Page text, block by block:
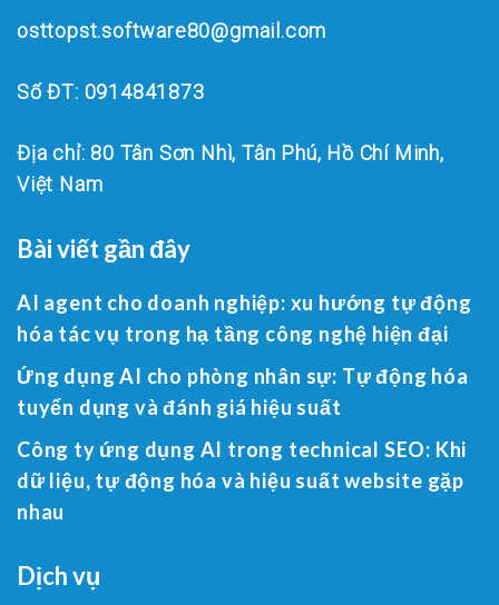
osttopst.software80@gmail.com
Số ĐT: 0914841873
Địa chỉ: 80 Tân Sơn Nhì, Tân Phú, Hồ Chí Minh,
Việt Nam
Bài viết gần đây
AI agent cho doanh nghiệp: xu hướng tự động
hóa tác vụ trong hạ tầng công nghệ hiện đại
Ứng dụng AI cho phòng nhân sự: Tự động hóa
tuyển dụng và đánh giá hiệu suất
Công ty ứng dụng AI trong technical SEO: Khi
dữ liệu, tự động hóa và hiệu suất website gặp
nhau
Dịch vụ